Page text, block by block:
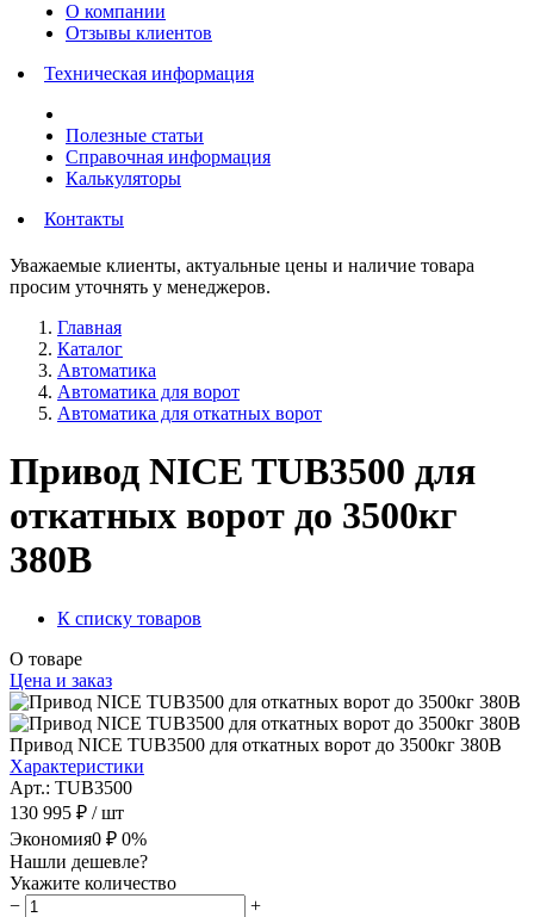
О компании
Отзывы клиентов
Техническая информация
Полезные статьи
Справочная информация
Калькуляторы
Контакты
Уважаемые клиенты, актуальные цены и наличие товара
просим уточнять у менеджеров.
Главная
Каталог
Автоматика
Автоматика для ворот
Автоматика для откатных ворот
Привод NICE TUB3500 для
откатных ворот до 3500кг
380В
К списку товаров
О товаре
Цена и заказ
Привод NICE TUB3500 для откатных ворот до 3500кг 380В
Характеристики
Арт.: TUB3500
130 995 ₽ / шт
Экономия0 ₽ 0%
Нашли дешевле?
Укажите количество
−
+